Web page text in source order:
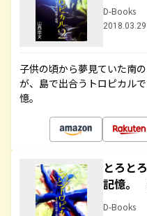
D-Books
子供の頃から夢見ていた南
が、島で出合うトロピカル
憶。
とろと
記憶。
D-Books